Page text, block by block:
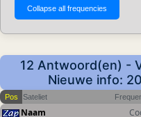
12 Antwoord(en) -
Nieuwe info:
Pos Sateliet
Naam